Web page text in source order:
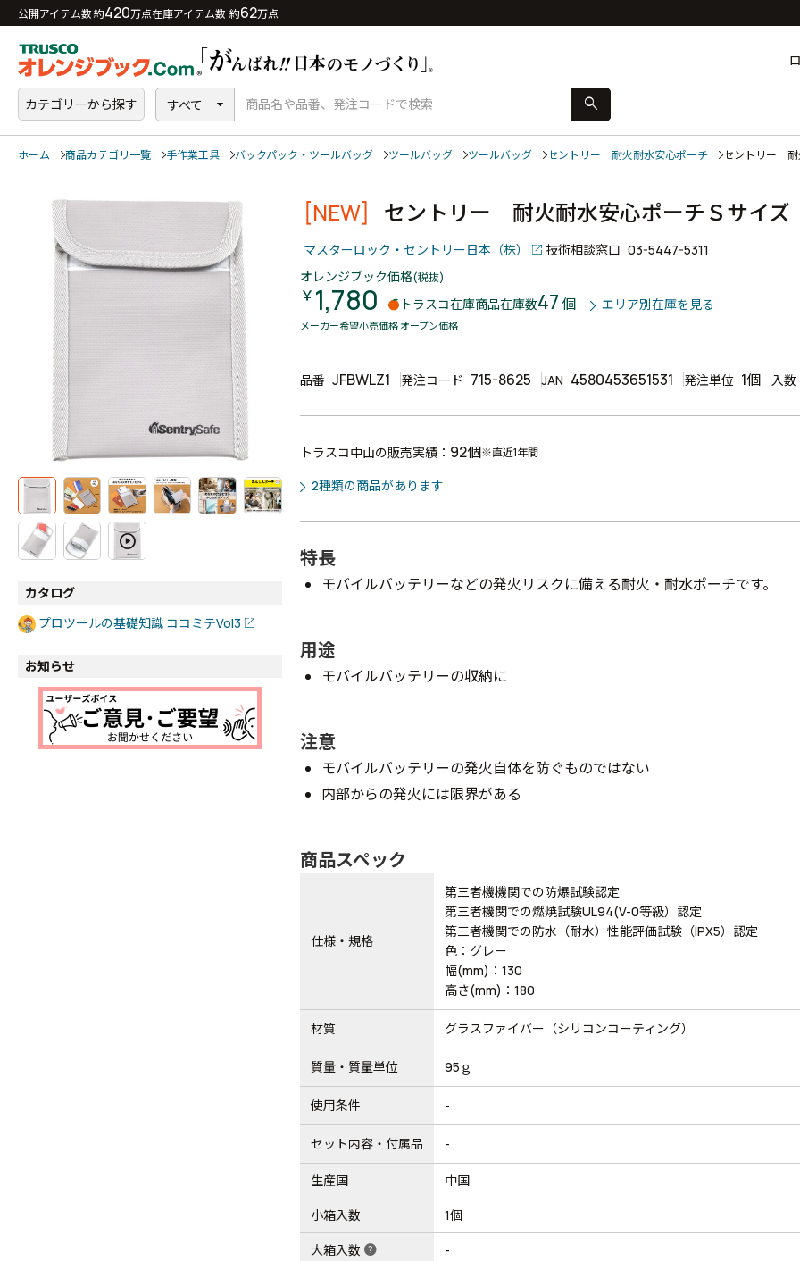
公開アイテム数 約420万点在庫アイテム数 約62万点
カテゴリーから探す すべて search
ホーム 商品カテゴリ一覧 手作業工具 バックパック・ツールバッグ ツールバッグ ツールバッグ セントリー 耐火耐水安心ポーチ セントリー
カタログ
プロツールの基礎知識 ココミテVol3
お知らせ
[NEW] セントリー 耐火耐水安心ポーチＳサイ
マスターロック・セントリー日本（株） 技術相談窓口 03-5447-5311
オレンジブック価格(税抜)
￥ 1,780 トラスコ在庫商品在庫数47 個 エリア別在庫を見る
メーカー希望小売価格 オープン価格
品番 JFBWLZ1 発注コード 715-8625 JAN 4580453651531 発注単位 1個 入数
トラスコ中山の販売実績： 92個※直近1年間
2種類の商品があります
特長
モバイルバッテリーなどの発火リスクに備える耐火・耐水ポーチです。
用途
モバイルバッテリーの収納に
注意
モバイルバッテリーの発火自体を防ぐものではない
内部からの発火には限界がある
商品スペック
仕様・規格
第三者機機関での防爆試験認定
第三者機関での燃焼試験UL94(V-0等級）認定
第三者機関での防水（耐水）性能評価試験（IPX5）認定
色：グレー
幅(mm)：130
高さ(mm)：180
材質 グラスファイバー（シリコンコーティング）
質量・質量単位 95ｇ
使用条件 -
セット内容・付属品 -
生産国 中国
小箱入数 1個
大箱入数 help -